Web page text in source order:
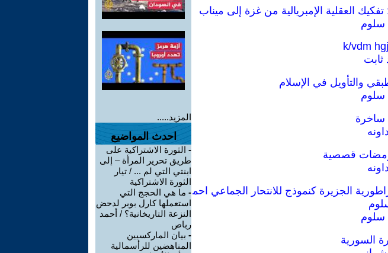
العقلية الإمبريالية من غزة إلى ميناب
سلوم
k/vdm
ثابت
والتأويل في الإسلام
سلوم
ساخرة
قصصية
الجزيرة كنموذج للانتحار الجماعي احم
سلوم
السورية
المزيد.....
احدث المواضيع
- الثورة الاشتراكية على
طريق تحرير المرأة – إلى
ابنتي التي لم ... / تيار
الثورة الاشتراكية
- ما هي الحجج التي
استعملها كارل بوبر لدحض
النزعة التاريخانية؟ / أحمد
رباص
- بيان الماركسيين
المناهضين للرأسمالية